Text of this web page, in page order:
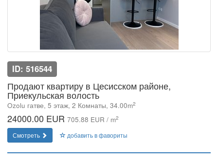
ID: 516544
Продают квартиру в Цесисском районе,
Приекульская волость
Ozolu гатве, 5 этаж, 2 Комнаты, 34.00m2
24000.00 EUR 705.88 EUR / m2
Смотреть добавить в фавориты